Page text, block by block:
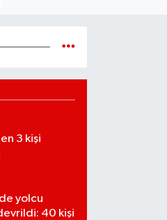
3 kişi
yolcu
40 kişi